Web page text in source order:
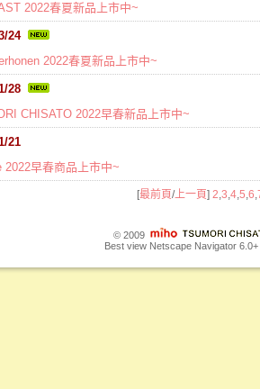
2022春夏新品上市中~
24
2022春夏新品上市中~
28
CHISATO 2022早春新品上市中~
21
2022早春商品上市中~
[最前頁/上一頁] 2 3 4, 5 6
© 2009
Best view Netscape Navigator